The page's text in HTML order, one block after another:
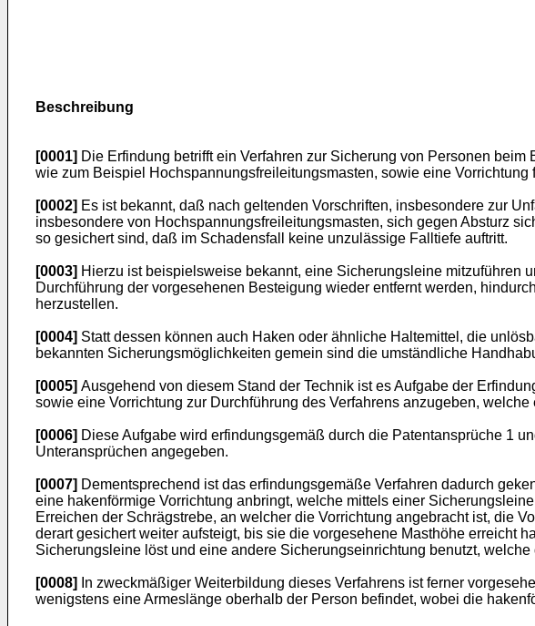
Beschreibung
[0001] Die Erfindung betrifft ein Verfahren zur Sicherung von Personen
wie zum Beispiel Hochspannungsfreileitungsmasten, sowie eine Vorrichtung
[0002] Es ist bekannt, daß nach geltenden Vorschriften, insbesondere zur
insbesondere von Hochspannungsfreileitungsmasten, sich gegen Absturz
so gesichert sind, daß im Schadensfall keine unzulässige Falltiefe auftritt.
[0003] Hierzu ist beispielsweise bekannt, eine Sicherungsleine mitzuführen
Durchführung der vorgesehenen Besteigung wieder entfernt werden,
herzustellen.
[0004] Statt dessen können auch Haken oder ähnliche Haltemittel, die
bekannten Sicherungsmöglichkeiten gemein sind die umständliche
[0005] Ausgehend von diesem Stand der Technik ist es Aufgabe der
sowie eine Vorrichtung zur Durchführung des Verfahrens anzugeben,
[0006] Diese Aufgabe wird erfindungsgemäß durch die Patentansprüche 1
Unteransprüchen angegeben.
[0007] Dementsprechend ist das erfindungsgemäße Verfahren dadurch
eine hakenförmige Vorrichtung anbringt, welche mittels einer
Erreichen der Schrägstrebe, an welcher die Vorrichtung angebracht ist, die
derart gesichert weiter aufsteigt, bis sie die vorgesehene Masthöhe erreicht
Sicherungsleine löst und eine andere Sicherungseinrichtung benutzt,
[0008]
In zweckmäßiger Weiterbildung dieses Verfahrens ist ferner
wenigstens eine Armeslänge oberhalb der Person befindet, wobei die